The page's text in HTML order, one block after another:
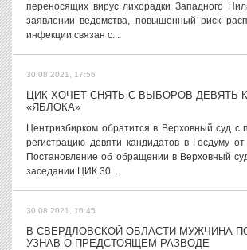
переносящих вирус лихорадки Западного
заявлении ведомства, повышенный риск
инфекции связан с...
30.08.2021, 17:56
ЦИК ХОЧЕТ СНЯТЬ С ВЫБОРОВ ДЕВЯТЬ
«ЯБЛОКА»
Центризбирком обратится в Верховный суд с
регистрацию девяти кандидатов в Госдуму
Постановление об обращении в Верховный
заседании ЦИК 30...
30.08.2021, 16:45
В СВЕРДЛОВСКОЙ ОБЛАСТИ МУЖЧИНА
УЗНАВ О ПРЕДСТОЯЩЕМ РАЗВОДЕ